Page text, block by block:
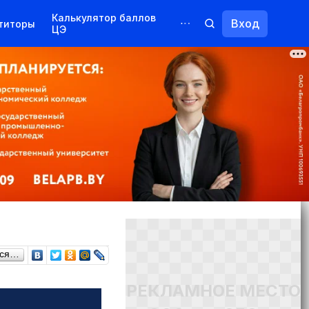
Калькулятор баллов
ЦЭ
Курсы
Переподготовка
Вход
РЕКЛАМНОЕ МЕСТО